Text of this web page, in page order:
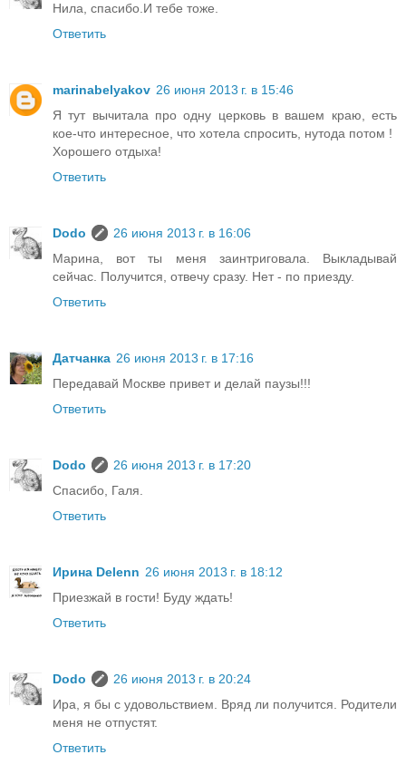
Нила, спасибо.И тебе тоже.
Ответить
marinabelyakov 26 июня 2013 г. в 15:46
Я тут вычитала про одну церковь в вашем краю, есть
кое-что интересное, что хотела спросить, нутода потом !
Хорошего отдыха!
Ответить
Dodo
26 июня 2013 г. в 16:06
Марина, вот ты меня заинтриговала. Выкладывай
сейчас. Получится, отвечу сразу. Нет - по приезду.
Ответить
Датчанка 26 июня 2013 г. в 17:16
Передавай Москве привет и делай паузы!!!
Ответить
Dodo
26 июня 2013 г. в 17:20
Спасибо, Галя.
Ответить
Ирина Delenn 26 июня 2013 г. в 18:12
Приезжай в гости! Буду ждать!
Ответить
Dodo
26 июня 2013 г. в 20:24
Ира, я бы с удовольствием. Вряд ли получится. Родители
меня не отпустят.
Ответить